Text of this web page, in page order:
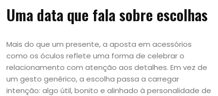
Uma data que fala sobre escolhas
Mais do que um presente, a aposta em acessórios
como os óculos reflete uma forma de celebrar o
relacionamento com atenção aos detalhes. Em vez de
um gesto genérico, a escolha passa a carregar
intenção: algo útil, bonito e alinhado à personalidade de